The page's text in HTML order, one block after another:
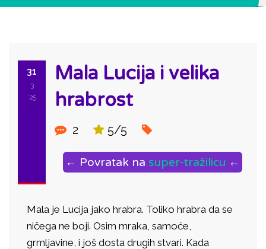
31
3
'25
Mala Lucija i velika
hrabrost
2 5/5
← Povratak na super-tražilicu ←
Mala je Lucija jako hrabra. Toliko hrabra da se
ničega ne boji. Osim mraka, samoće,
grmljavine, i još dosta drugih stvari. Kada